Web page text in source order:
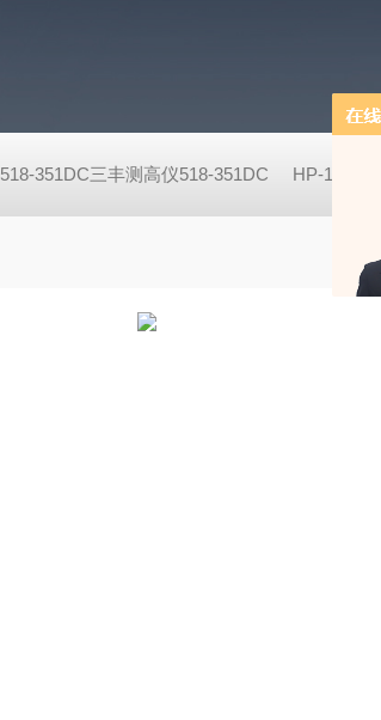
518-351DC三丰测高仪518-351DC HP-